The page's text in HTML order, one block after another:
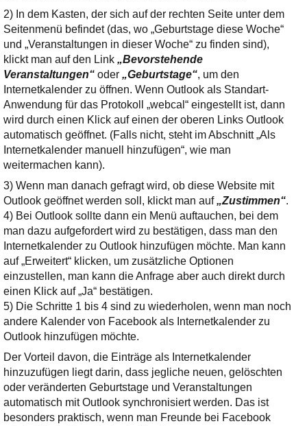
2) In dem Kasten, der sich auf der rechten Seite unter dem
Seitenmenü befindet (das, wo „Geburtstage diese Woche“
und „Veranstaltungen in dieser Woche“ zu finden sind),
klickt man auf den Link „Bevorstehende
Veranstaltungen“oder „Geburtstage“, um den
Internetkalender zu öffnen. Wenn Outlook als Standart-
Anwendung für das Protokoll „webcal“ eingestellt ist, dann
wird durch einen Klick auf einen der oberen Links Outlook
automatisch geöffnet. (Falls nicht, steht im Abschnitt „Als
Internetkalender manuell hinzufügen“, wie man
weitermachen kann).
3) Wenn man danach gefragt wird, ob diese Website mit
Outlook geöffnet werden soll, klickt man auf„Zustimmen“.
4) Bei Outlook sollte dann ein Menü auftauchen, bei dem
man dazu aufgefordert wird zu bestätigen, dass man den
Internetkalender zu Outlook hinzufügen möchte. Man kann
auf „Erweitert“ klicken, um zusätzliche Optionen
einzustellen, man kann die Anfrage aber auch direkt durch
einen Klick auf „Ja“ bestätigen.
5) Die Schritte 1 bis 4 sind zu wiederholen, wenn man noch
andere Kalender von Facebook als Internetkalender zu
Outlook hinzufügen möchte.
Der Vorteil davon, die Einträge als Internetkalender
hinzuzufügen liegt darin, dass jegliche neuen, gelöschten
oder veränderten Geburtstage und Veranstaltungen
automatisch mit Outlook synchronisiert werden. Das ist
besonders praktisch, wenn man Freunde bei Facebook